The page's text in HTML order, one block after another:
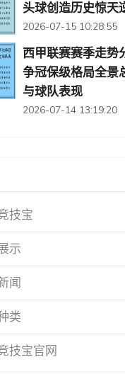
头球创造历史惊天
2026-07-15 10:28:55
西甲联赛赛季走势
争冠保级格局全景
与球队表现
2026-07-14 13:19:20
技宝
示
闻
类
技宝官网